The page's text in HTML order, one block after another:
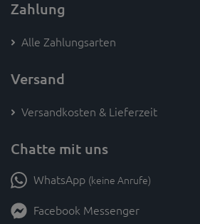
Zahlung
Alle Zahlungsarten
Versand
Versandkosten & Lieferzeit
Chatte mit uns
WhatsApp (keine Anrufe)
Facebook Messenger